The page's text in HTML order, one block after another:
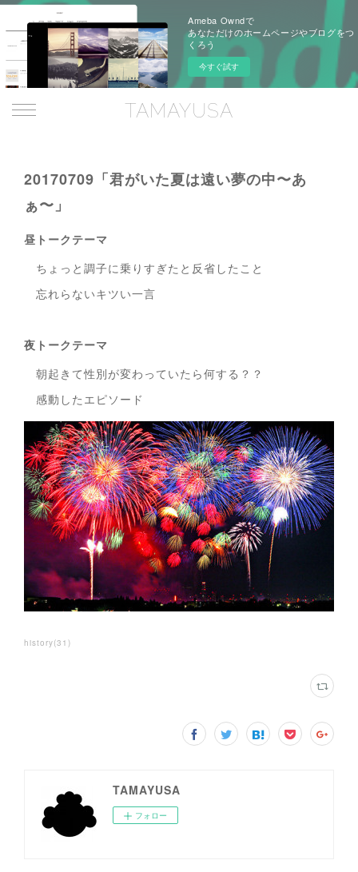
Ameba Owndで
あなただけのホームページやブログをつ
くろう
今すぐ試す
TAMAYUSA
20170709「君がいた夏は遠い夢の中〜あ
ぁ〜」
昼トークテーマ
ちょっと調子に乗りすぎたと反省したこと
忘れらないキツい一言
夜トークテーマ
朝起きて性別が変わっていたら何する？？
感動したエピソード
history(31 )
TAMAYUSA
フォロー